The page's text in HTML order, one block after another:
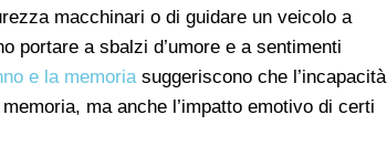
macchinari o di guidare un veicolo a
portare a sbalzi d’umore e a sentimenti
e la memoriasuggeriscono che l’incapacità
ma anche l’impatto emotivo di certi